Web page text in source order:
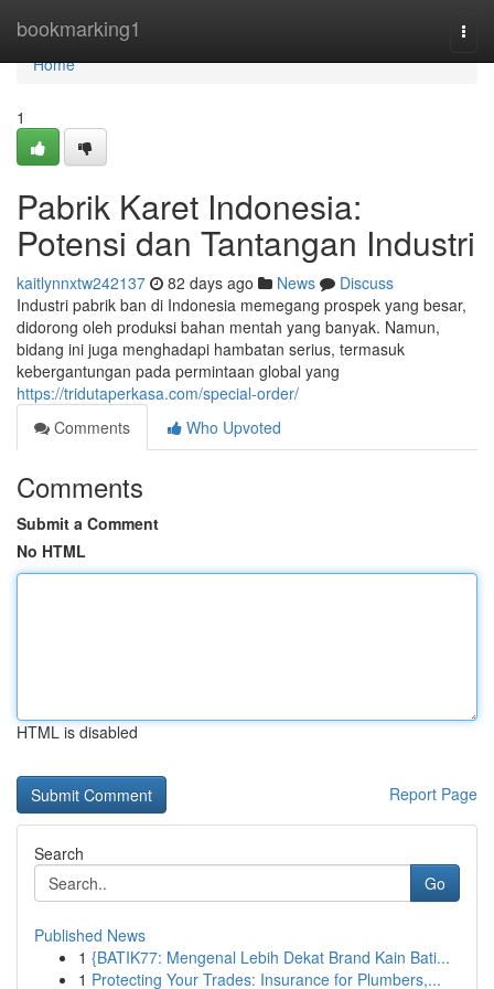
bookmarking1
Home
Home
1
Pabrik Karet Indonesia:
Potensi dan Tantangan Industri
kaitlynnxtw242137 82 days ago News
Discuss
Industri pabrik ban di Indonesia memegang prospek yang besar,
didorong oleh produksi bahan mentah yang banyak. Namun,
bidang ini juga menghadapi hambatan serius, termasuk
kebergantungan pada permintaan global yang
https://tridutaperkasa.com/special-order/
Comments
Who Upvoted
Comments
Submit a Comment
No HTML
HTML is disabled
Report Page
Search
Go
Published News
1 {BATIK77: Mengenal Lebih Dekat Brand Kain Bati...
1 Protecting Your Trades: Insurance for Plumbers,...